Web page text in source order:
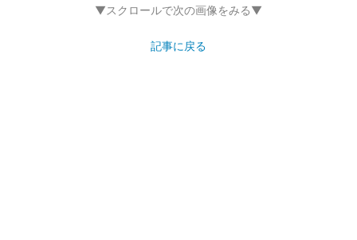
▼スクロールで次の画像をみる▼
記事に戻る